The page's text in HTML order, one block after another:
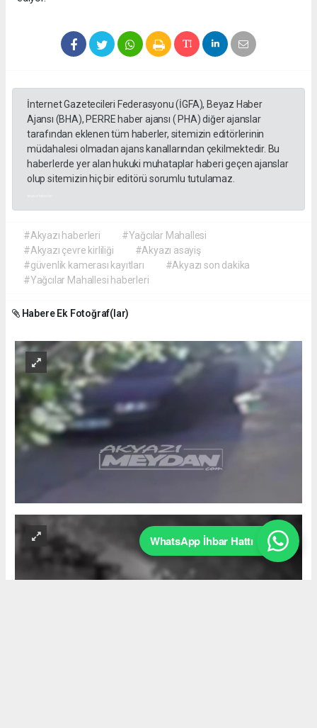
İnternet Gazetecileri Federasyonu (İGFA), Beyaz Haber
Ajansı (BHA), PERRE haber ajansı ( PHA) diğer ajanslar
tarafından eklenen tüm haberler, sitemizin editörlerinin
müdahalesi olmadan ajans kanallarından çekilmektedir. Bu
haberlerde yer alan hukuki muhataplar haberi geçen ajanslar
olup sitemizin hiç bir editörü sorumlu tutulamaz.
#Akyazı haberleri
#Yağcılar Mahallesi
#Akyazı çevre kirliliği
#Akyazı asayiş
#güvenlik kamerası kayıtları
#Akyazı son dakika
#Yağcılar Mahallesi haberleri
Habere Ek Fotoğraf(lar)
WhatsApp İhbar Hattı